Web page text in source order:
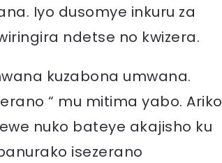
Iyo dusomye inkuru za
ndetse no kwizera.
kuzabona umwana.
“ mu mitima yabo. Ariko
nuko bateye akajisho ku
isezerano